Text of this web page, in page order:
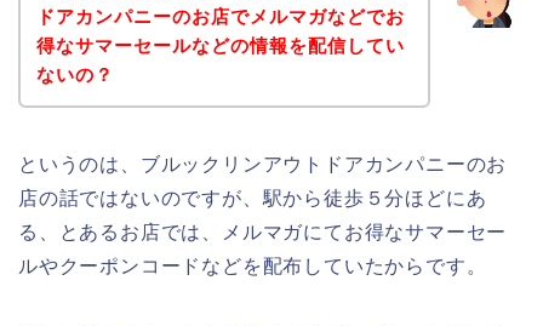
ドアカンパニーのお店でメルマガなどでお
得なサマーセールなどの情報を配信してい
ないの？
というのは、ブルックリンアウトドアカンパニーのお
店の話ではないのですが、駅から徒歩５分ほどにあ
る、とあるお店では、メルマガにてお得なサマーセー
ルやクーポンコードなどを配布していたからです。